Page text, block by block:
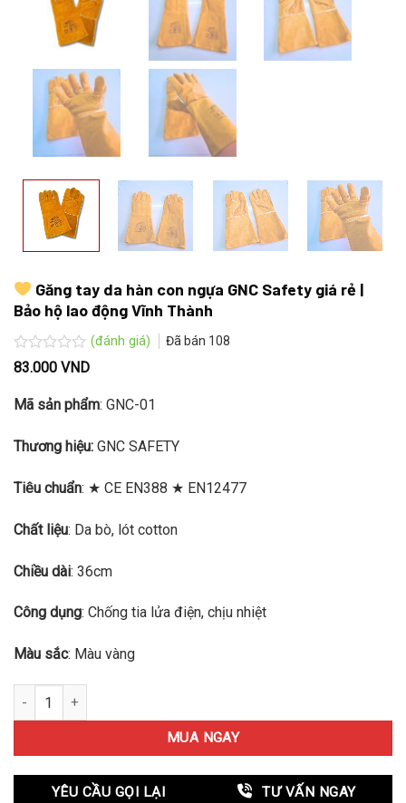
Găng tay da hàn con ngựa GNC Safety giá rẻ |
Bảo hộ lao động Vĩnh Thành
Được
xếp
0.0
(đánh giá) Đã bán 108
83.000 VND
Mã sản phẩm: GNC-01
Thương hiệu: GNC SAFETY
Tiêu chuẩn: ★ CE EN388 ★ EN12477
Chất liệu: Da bò, lót cotton
Chiều dài: 36cm
Công dụng: Chống tia lửa điện, chịu nhiệt
Màu sắc: Màu vàng
Găng tay da hàn con ngựa GNC Safety số lượng
MUA NGAY
YÊU CẦU GỌI LẠI TƯ VẤN NGAY